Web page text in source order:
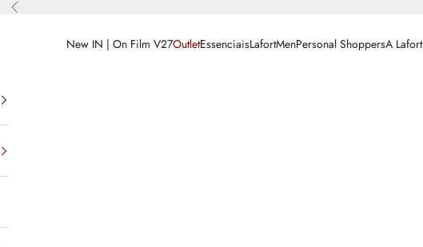
Anterior
New IN | On Film V27OutletEssenciaisLafortMenPersonal ShoppersA Lafort